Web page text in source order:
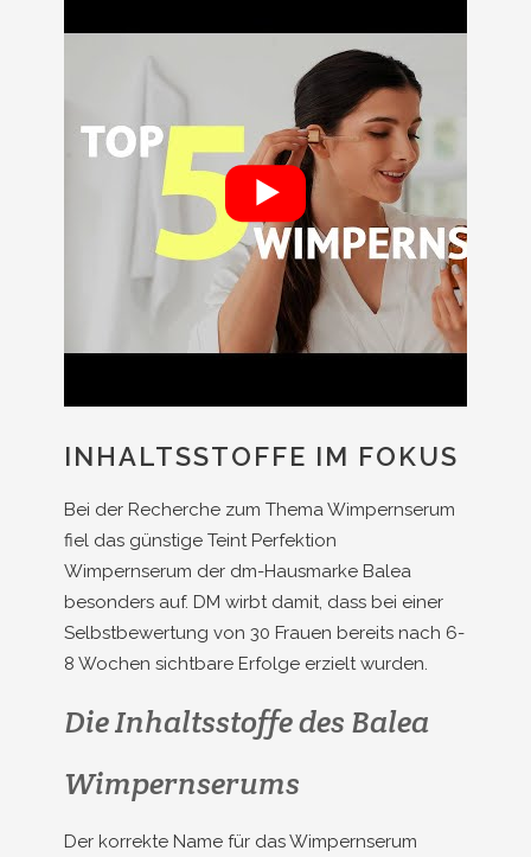
INHALTSSTOFFE IM FOKUS
Bei der Recherche zum Thema Wimpernserum
fiel das günstige Teint Perfektion
Wimpernserum der dm-Hausmarke Balea
besonders auf. DM wirbt damit, dass bei einer
Selbstbewertung von 30 Frauen bereits nach 6-
8 Wochen sichtbare Erfolge erzielt wurden.
Die Inhaltsstoffe des Balea
Wimpernserums
Der korrekte Name für das Wimpernserum